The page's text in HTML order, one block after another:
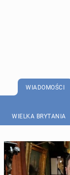
WIADOMOŚCI
WIELKA BRYTANIA